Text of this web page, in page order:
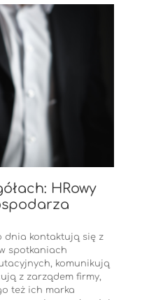
HRowy
dnia kontaktują się z
spotkaniach
komunikują
z zarządem firmy,
też ich marka